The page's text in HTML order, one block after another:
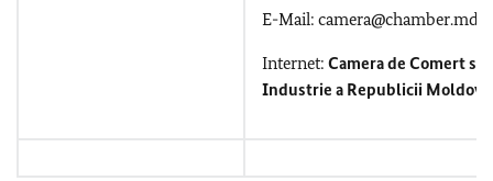
E-Mail: camera@chamber.md
Internet: Camera de Comert si
Industrie a Republicii Moldova